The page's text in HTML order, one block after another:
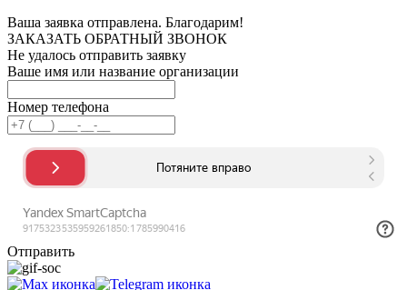
Ваша заявка отправлена. Благодарим!
ЗАКАЗАТЬ ОБРАТНЫЙ ЗВОНОК
Не удалось отправить заявку
Ваше имя или название организации
Номер телефона
Отправить